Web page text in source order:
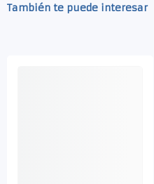
También te puede interesar